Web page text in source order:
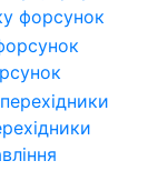
форсунок